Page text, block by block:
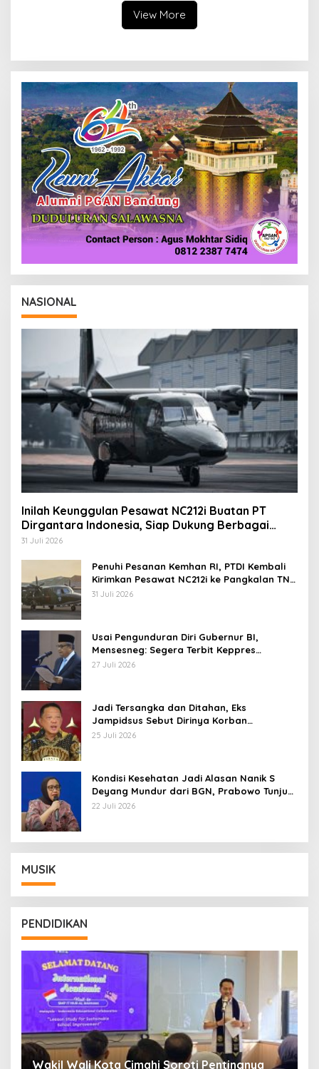
View More
NASIONAL
Inilah Keunggulan Pesawat NC212i Buatan PT
Dirgantara Indonesia, Siap Dukung Berbagai
Operasi TNI
31 Juli 2026
Penuhi Pesanan Kemhan RI, PTDI Kembali
Kirimkan Pesawat NC212i ke Pangkalan TNI
AU
31 Juli 2026
Usai Pengunduran Diri Gubernur BI,
Mensesneg: Segera Terbit Keppres
Pemberhentian dengan Hormat
27 Juli 2026
Jadi Tersangka dan Ditahan, Eks
Jampidsus Sebut Dirinya Korban
Kriminalisasi
25 Juli 2026
Kondisi Kesehatan Jadi Alasan Nanik S
Deyang Mundur dari BGN, Prabowo Tunjuk
Wamentan Sudaryono
22 Juli 2026
MUSIK
PENDIDIKAN
Wakil Wali Kota Cimahi Soroti Pentingnya